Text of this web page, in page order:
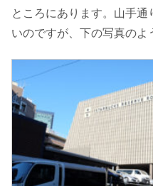
ところにあります。山手
いのですが、下の写真のよ